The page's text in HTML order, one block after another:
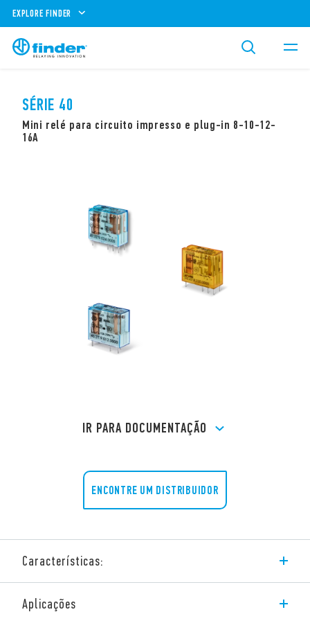
EXPLORE FINDER
SÉRIE 40
Mini relé para circuito impresso e plug-in 8-10-12-
16A
IR PARA DOCUMENTAÇÃO
ENCONTRE UM DISTRIBUIDOR
Características:
Mini relé para circuito impresso e plug-in
Aplicações